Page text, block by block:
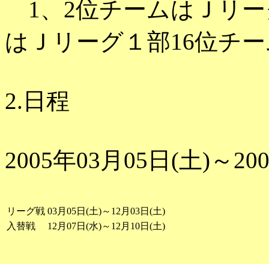
1、2位チームはＪリ
はＪリーグ１部16位チ
2.日程
2005年03月05日(土)～
リーグ戦 03月05日(土)～12月03日(土)
入替戦
12月07日(水)～12月10日(土)